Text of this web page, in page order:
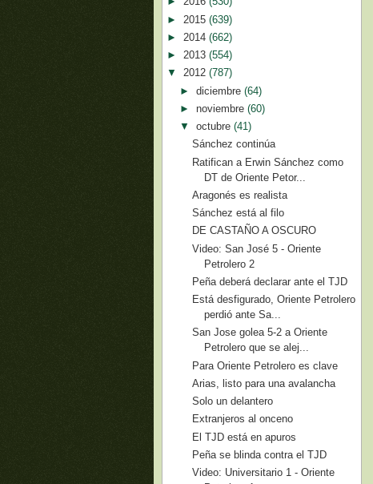
► 2015 (639)
► 2014 (662)
► 2013 (554)
▼ 2012 (787)
► diciembre (64)
► noviembre (60)
▼ octubre (41)
Sánchez continúa
Ratifican a Erwin Sánchez como
DT de Oriente Petor...
Aragonés es realista
Sánchez está al filo
DE CASTAÑO A OSCURO
Video: San José 5 - Oriente
Petrolero 2
Peña deberá declarar ante el TJD
Está desfigurado, Oriente Petrolero
perdió ante Sa...
San Jose golea 5-2 a Oriente
Petrolero que se alej...
Para Oriente Petrolero es clave
Arias, listo para una avalancha
Solo un delantero
Extranjeros al onceno
El TJD está en apuros
Peña se blinda contra el TJD
Video: Universitario 1 - Oriente